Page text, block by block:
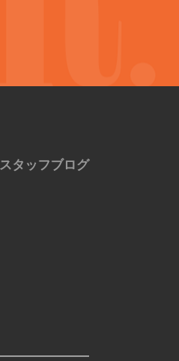
スタッフブログ